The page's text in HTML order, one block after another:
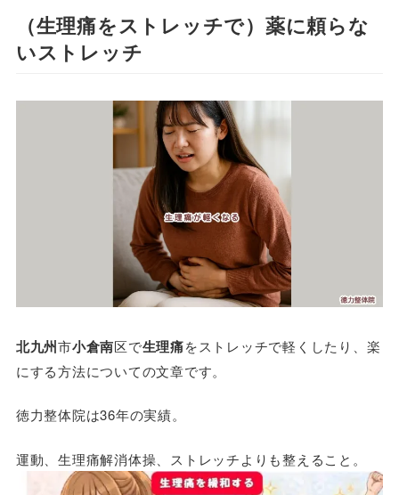
（生理痛をストレッチで）薬に頼らな
いストレッチ
北九州市小倉南区で生理痛をストレッチで軽くしたり、楽
にする方法についての文章です。
徳力整体院は36年の実績。
運動、生理痛解消体操、ストレッチよりも整えること。